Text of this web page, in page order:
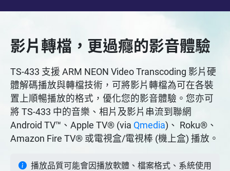
影片轉檔，更過癮的影音體驗
TS-433 支援 ARM NEON Video Transcoding 影片硬
體解碼播放與轉檔技術，可將影片轉檔為可在各裝
置上順暢播放的格式，優化您的影音體驗。您亦可
將 TS-433 中的音樂、相片及影片串流到聯網
Android TV™、Apple TV® (via Qmedia)、 Roku®、
Amazon Fire TV® 或電視盒/電視棒 (機上盒) 播放。
播放品質可能會因播放軟體、檔案格式、系統使用